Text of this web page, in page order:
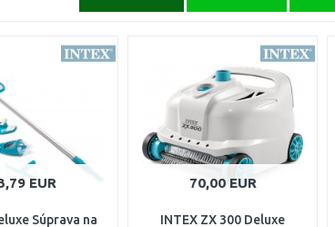
EUR
Súprava na
70,00 EUR
INTEX ZX 300 Deluxe